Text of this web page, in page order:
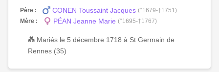
Père : CONEN Toussaint Jacques (°1679-†1751)
Mère :
PÉAN Jeanne Marie (°1695-†1767)
💑 Mariés le 5 décembre 1718 à St Germain de
Rennes (35)